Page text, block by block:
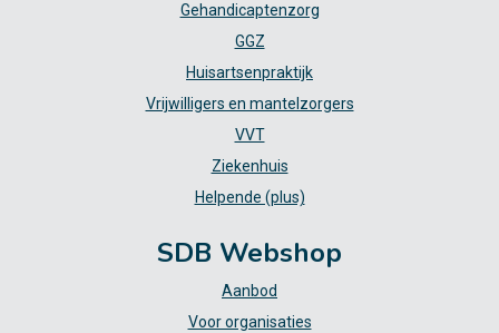
Gehandicaptenzorg
GGZ
Huisartsenpraktijk
Vrijwilligers en mantelzorgers
VVT
Ziekenhuis
Helpende (plus)
SDB Webshop
Aanbod
Voor organisaties